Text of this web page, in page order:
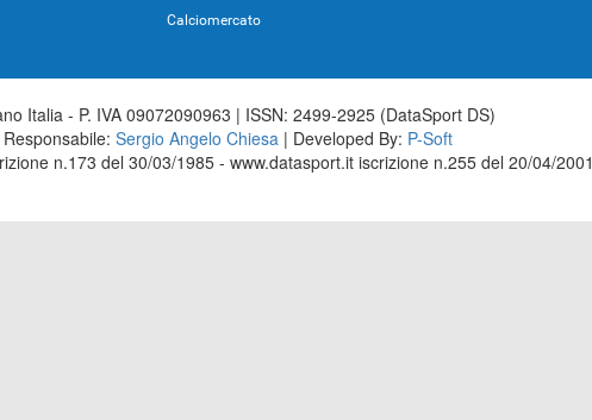
Calciomercato
Italia - P. IVA 09072090963 | ISSN: 2499-2925 (DataSport DS)
Sergio Angelo Chiesa | Developed By: P-Soft
n.173 del 30/03/1985 - www.datasport.it iscrizione n.255 del 20/04/2001